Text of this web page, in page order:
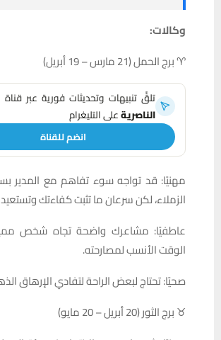
وكالات:
♈ برج الحمل (21 مارس – 19 أبريل)
تلقَّ تنبيهات وتحديثات فورية عبر قناة
الناصريةعلى التليغرام
انضم للقناة
مهنيًا: قد تواجه سوء تفاهم مع المدير
الزملاء، لكن سرعان ما تثبت كفاءتك
عاطفيًا: مشاعرك واضحة تجاه شخص
الوقت الأنسب لمصارحته.
صحيًا: تحتاج لبعض الراحة لتفادي الإرهاق
♉ برج الثور (20 أبريل – 20 مايو)